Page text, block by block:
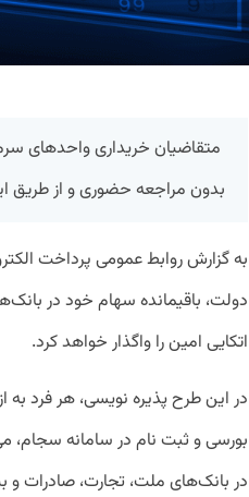
بدون مراجعه حضوری و از طریق
به گزارش روابط عمومی پرداخت
دولت، باقیمانده سهام خود در
اتکایی امین را واگذار خواهد کرد.
در این طرح پذیره نویسی، هر فرد
در بانک‌های ملت، تجارت، صادرات و